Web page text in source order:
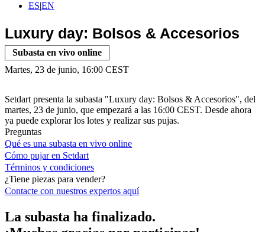
ES|EN
Luxury day: Bolsos & Accesorios
Subasta en vivo online
Martes, 23 de junio, 16:00 CEST
Setdart presenta la subasta "Luxury day: Bolsos & Accesorios", del
martes, 23 de junio, que empezará a las 16:00 CEST. Desde ahora
ya puede explorar los lotes y realizar sus pujas.
Preguntas
Qué es una subasta en vivo online
Cómo pujar en Setdart
Términos y condiciones
¿Tiene piezas para vender?
Contacte con nuestros expertos aquí
La subasta ha finalizado.